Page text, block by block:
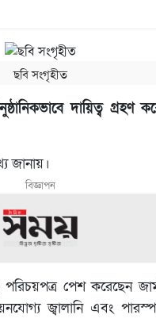
ছবি সংগৃহীত
দায়িত্ব গ্রহণ
জানায়।
বিজ্ঞাপন
পেশ ক‌রে‌ছেন
জ্বালানি এবং